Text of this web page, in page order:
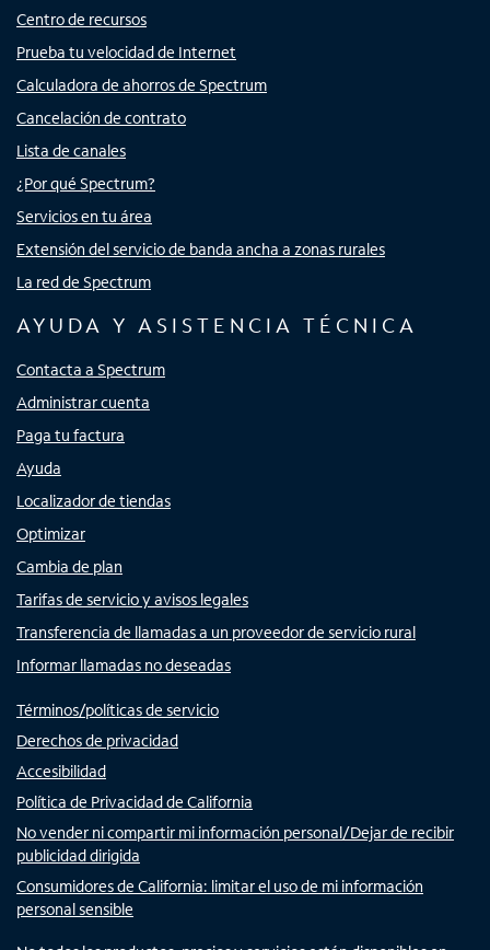
Centro de recursos
Prueba tu velocidad de Internet
Calculadora de ahorros de Spectrum
Cancelación de contrato
Lista de canales
¿Por qué Spectrum?
Servicios en tu área
Extensión del servicio de banda ancha a zonas rurales
La red de Spectrum
AYUDA Y ASISTENCIA TÉCNICA
Contacta a Spectrum
Administrar cuenta
Paga tu factura
Ayuda
Localizador de tiendas
Optimizar
Cambia de plan
Tarifas de servicio y avisos legales
Transferencia de llamadas a un proveedor de servicio rural
Informar llamadas no deseadas
Términos/políticas de servicio
Derechos de privacidad
Accesibilidad
Política de Privacidad de California
No vender ni compartir mi información personal/Dejar de recibir
publicidad dirigida
Consumidores de California: limitar el uso de mi información
personal sensible